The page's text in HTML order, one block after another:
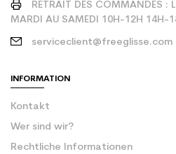
RETRAIT DES COMMANDES :
MARDI AU SAMEDI 10H-12H 14H-
serviceclient@freeglisse.com
INFORMATION
Kontakt
Wer sind wir?
Rechtliche Informationen